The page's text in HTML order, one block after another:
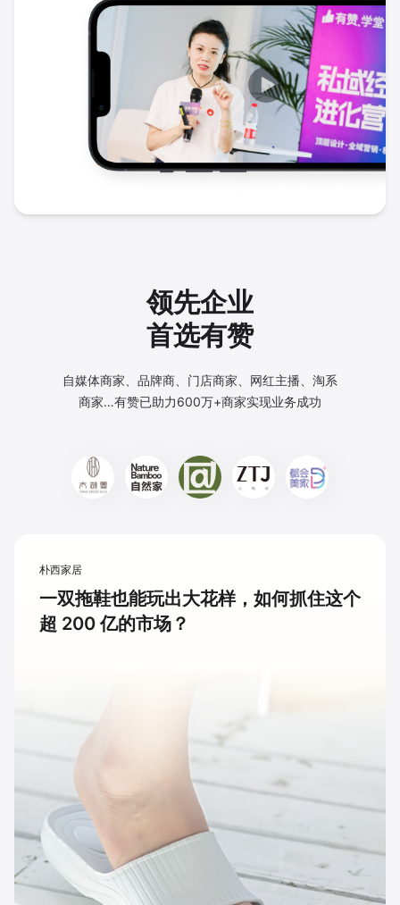
领先企业
首选有赞
自媒体商家、品牌商、门店商家、网红主播、淘系
商家…有赞已助力600万+商家实现业务成功
朴西家居
一双拖鞋也能玩出大花样，如何抓住这个
超 200 亿的市场？